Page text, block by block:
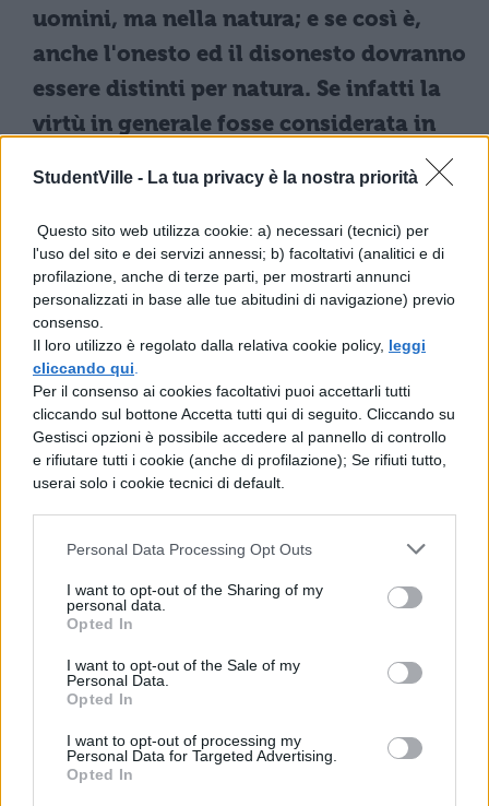
StudentVille - La tua privacy è la nostra priorità
Questo sito web utilizza cookie: a) necessari (tecnici) per
l'uso del sito e dei servizi annessi; b) facoltativi (analitici e di
profilazione, anche di terze parti, per mostrarti annunci
personalizzati in base alle tue abitudini di navigazione) previo
consenso.
Il loro utilizzo è regolato dalla relativa cookie policy, leggi
cliccando qui
Per il consenso ai cookies facoltativi puoi accettarli tutti
cliccando sul bottone Accetta tutti qui di seguito. Cliccando su
Gestisci opzioni è possibile accedere al pannello di controllo
e rifiutare tutti i cookie (anche di profilazione); Se rifiuti tutto,
userai solo i cookie tecnici di default.
Personal Data Processing Opt Outs
I want to opt-out of the Sharing of my
personal data.
Opted In
I want to opt-out of the Sale of my
Personal Data.
Opted In
I want to opt-out of processing my
Personal Data for Targeted Advertising.
Opted In
uomini, ma nella natura; e se così è,
anche l'onesto ed il disonesto dovranno
essere distinti per natura. Se infatti la
virtù in generale fosse considerata in
medesima lo sarebbero anche le sue
parti. Ma chi dunque giudicherebbe un
individuo prudente e, per così dire,
accorto, non in base al suo intrinseco
carattere, ma da qualche elemento
esteriore? Infatti è la virtù la ragione
assolutamente perfetta, il che sussiste
certamente in natura; e dunque lo
stesso accade per l'onestà in generale.
Come infatti il vero e il falso, ciò che è
logico ed il suo contrario, vengono
giudicati per sé stessi e non per ragioni
esterne, così quella norma coerente ed
eterna di vita, che è la virtù, e del pari
l'incoerenza, che è il vizio, la loro stessa
natura li definisce; e forse noi non
giudicheremo in egual modo l'indole